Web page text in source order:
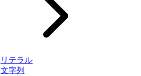
リテラル
文字列